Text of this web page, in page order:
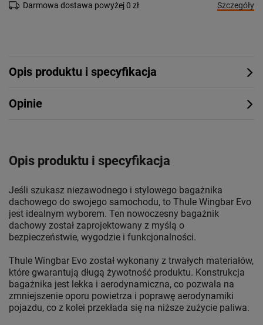
Darmowa dostawa powyżej 0 zł
Szczegóły
Opis produktu i specyfikacja
Opinie
Opis produktu i specyfikacja
Jeśli szukasz niezawodnego i stylowego bagażnika
dachowego do swojego samochodu, to Thule Wingbar Evo
jest idealnym wyborem. Ten nowoczesny bagażnik
dachowy został zaprojektowany z myślą o
bezpieczeństwie, wygodzie i funkcjonalności.
Thule Wingbar Evo został wykonany z trwałych materiałów,
które gwarantują długą żywotność produktu. Konstrukcja
bagażnika jest lekka i aerodynamiczna, co pozwala na
zmniejszenie oporu powietrza i poprawę aerodynamiki
pojazdu, co z kolei przekłada się na niższe zużycie paliwa.